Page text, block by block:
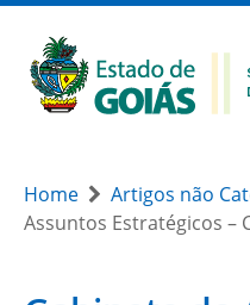
Home Artigos não
Assuntos Estratégicos –